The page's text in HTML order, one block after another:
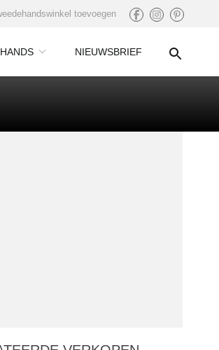
toevoegen
NIEUWSBRIEF